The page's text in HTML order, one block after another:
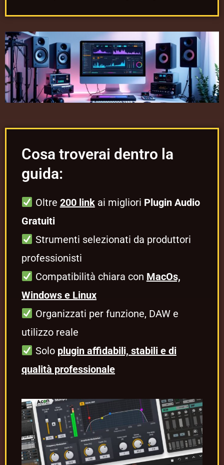
Cosa troverai dentro la
guida:
Oltre 200 linkai migliori Plugin Audio
Gratuiti
Strumenti selezionati da produttori
professionisti
Compatibilità chiara con MacOs,
Windows e Linux
Organizzati per funzione, DAW e
utilizzo reale
Solo plugin affidabili, stabili e di
qualità professionale